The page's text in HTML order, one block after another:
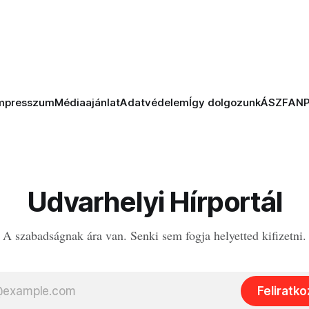
MédiaajánlatAdatvédelemÍgy dolgozunkÁSZF
Udvarhelyi Hírportál
A szabadságnak ára van. Senki sem fogja helyetted kifizetni.